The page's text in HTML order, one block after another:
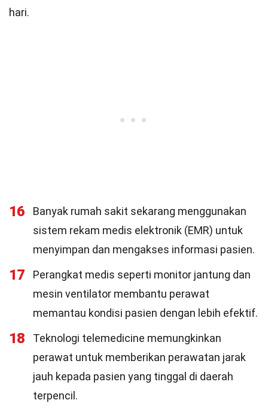
hari.
16
Banyak rumah sakit sekarang menggunakan
sistem rekam medis elektronik (EMR) untuk
menyimpan dan mengakses informasi pasien.
17
Perangkat medis seperti monitor jantung dan
mesin ventilator membantu perawat
memantau kondisi pasien dengan lebih efektif.
18
Teknologi telemedicine memungkinkan
perawat untuk memberikan perawatan jarak
jauh kepada pasien yang tinggal di daerah
terpencil.